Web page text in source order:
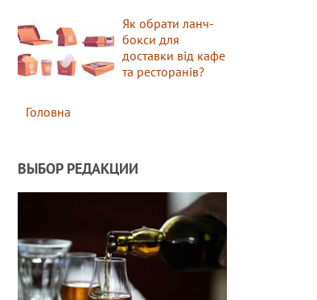
Як обрати ланч-
бокси для
доставки від кафе
та ресторанів?
Головна
ВЫБОР РЕДАКЦИИ